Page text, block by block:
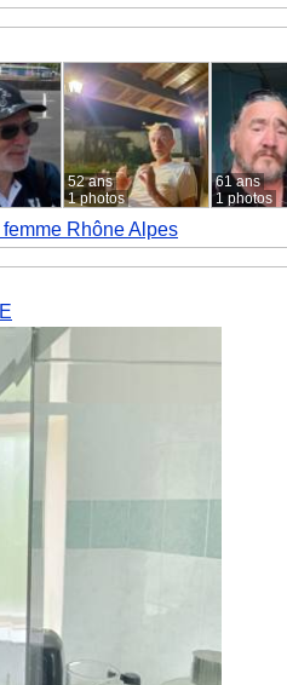
52 ans
1 photos
61 ans
1 photos
Rhône Alpes